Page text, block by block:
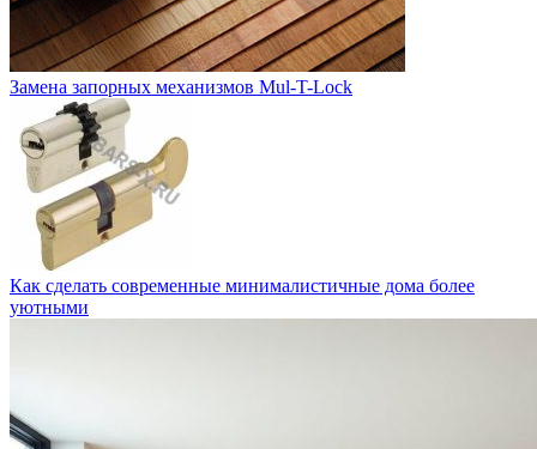
Замена запорных механизмов Mul-T-Lock
Как сделать современные минималистичные дома более
уютными